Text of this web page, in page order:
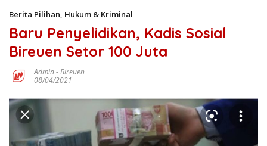
Berita Pilihan, Hukum & Kriminal
Baru Penyelidikan, Kadis Sosial
Bireuen Setor 100 Juta
Admin-Bireuen
08/04/2021